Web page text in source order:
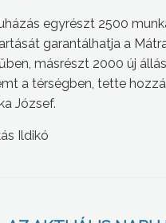
egyrészt 2500
garantálhatja a
másrészt 2000 új
a térségben, tette hozzá
József.
Ildikó